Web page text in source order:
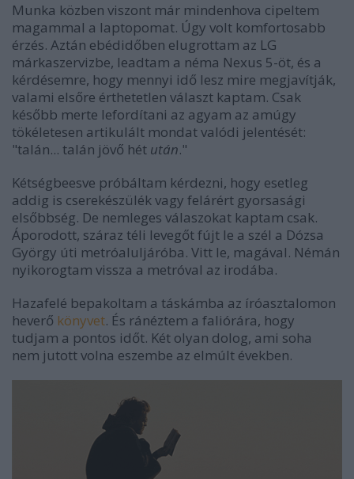
Munka közben viszont már mindenhova cipeltem
magammal a laptopomat. Úgy volt komfortosabb
érzés. Aztán ebédidőben elugrottam az LG
márkaszervizbe, leadtam a néma Nexus 5-öt, és a
kérdésemre, hogy mennyi idő lesz mire megjavítják,
valami elsőre érthetetlen választ kaptam. Csak
később merte lefordítani az agyam az amúgy
tökéletesen artikulált mondat valódi jelentését:
"talán... talán jövő hét után."
Kétségbeesve próbáltam kérdezni, hogy esetleg
addig is cserekészülék vagy felárért gyorsasági
elsőbbség. De nemleges válaszokat kaptam csak.
Áporodott, száraz téli levegőt fújt le a szél a Dózsa
György úti metróaluljáróba. Vitt le, magával. Némán
nyikorogtam vissza a metróval az irodába.
Hazafelé bepakoltam a táskámba az íróasztalomon
heverő könyvet. És ránéztem a faliórára, hogy
tudjam a pontos időt. Két olyan dolog, ami soha
nem jutott volna eszembe az elmúlt években.